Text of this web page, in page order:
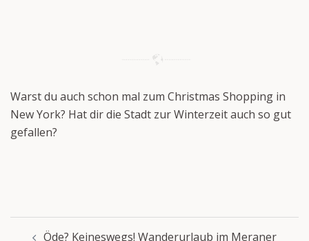
Warst du auch schon mal zum Christmas Shopping in
New York? Hat dir die Stadt zur Winterzeit auch so gut
gefallen?
Beitragsnavigation
Öde? Keineswegs! Wanderurlaub im Meraner